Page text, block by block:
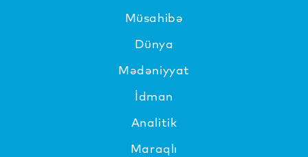
Müsahibə
Dünya
Mədəniyyat
İdman
Analitik
Maraqlı